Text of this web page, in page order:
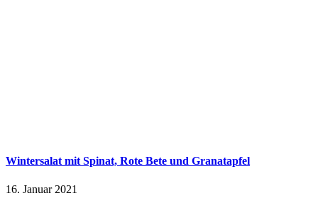
Wintersalat mit Spinat, Rote Bete und Granatapfel
16. Januar 2021